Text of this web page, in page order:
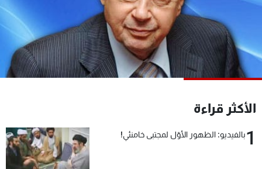
الأكثر قراءة
1بالفيديو: الظهور الأوّل لمجتبى خامنئي!
جدول البرامج
شاهد البرامج
الترددات
عن MTV
لاعلاناتكم
وظائف